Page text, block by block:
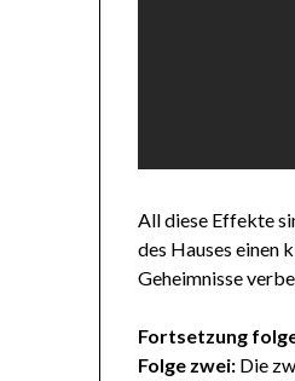
All diese Effekte
des Hauses einen
Geheimnisse
Fortsetzung
Folge zwei: Die